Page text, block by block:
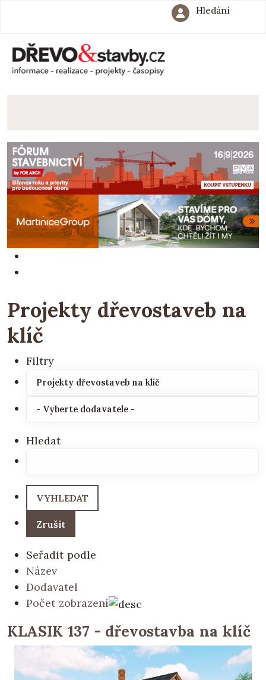
Hledání
Projekty dřevostaveb na
klíč
Filtry
Hledat
Seřadit podle
Název
Dodavatel
Počet zobrazení
KLASIK 137 - dřevostavba na klíč